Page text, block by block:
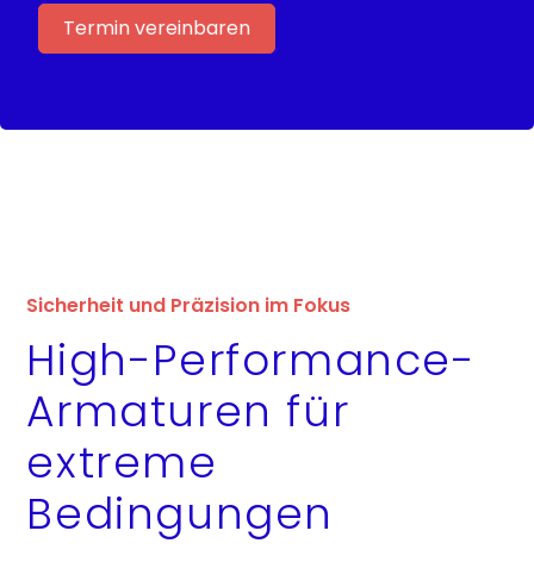
Termin vereinbaren
Sicherheit und Präzision im Fokus
High-Performance-
Armaturen für
extreme
Bedingungen